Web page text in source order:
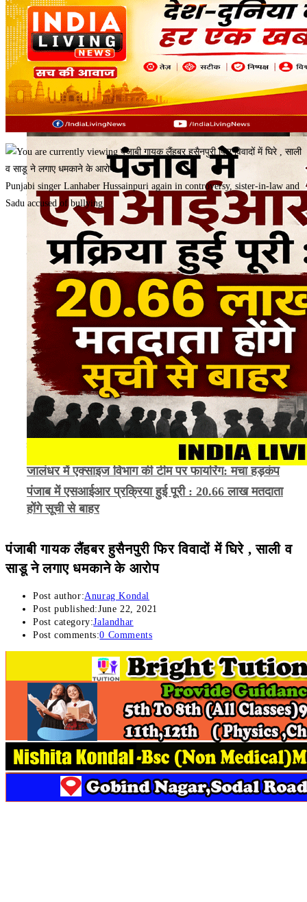
VIRAL NEWS : 220 करोड़ रुपये खर्च कर कई सर्जरी
कराकर युवक बना कुत्ता ? वायरल VIDEO की सच्चाई आई
सामने
पंजाब के लुधियाना की बेटी की कनाडा में सड़क हादसे में माैत,
कैदी को ले जा रही थीं रमनदीप
जालंधर में दर्दनाक हादसा : तेज़ रफ़्तार स्विफ्ट कार कैंटर से
भिड़ी, तीन युवकों की मौत
अमृतसर के CP गुरप्रीत भुल्लर का तबादला, जानें किस
अधिकारी को मिली जिम्मेदारी
तमिलनाडु के मुख्यमंत्री विजय की पत्नी ने वापस लिया तलाक
केस
भारत ने अग्नि-4 बैलिस्टिक मिसाइल का सफल परीक्षण किया
भूत भगाने के बहाने NRI युवती से होटल के कमरे में अश्लील
गजनी फेम एक्टर प्रदीप रावत का 74 साल की उम्र में निधन
जालंधर में एक्साइज विभाग की टीम पर फायरिंग: मचा हड़कंप
पंजाब में एसआईआर प्रक्रिया हुई पूरी : 20.66 लाख मतदाता
होंगे सूची से बाहर
Punjabi singer Lanhaber Hussainpuri again in controversy, sister-in-law and
Sadu accused of bullying
पंजाबी गायक लैंहबर हुसैनपुरी फिर विवादों में घिरे , साली व
साडू ने लगाए धमकाने के आरोप
Post author:Anurag Kondal
Post published:June 22, 2021
Post category:Jalandhar
Post comments:0 Comments